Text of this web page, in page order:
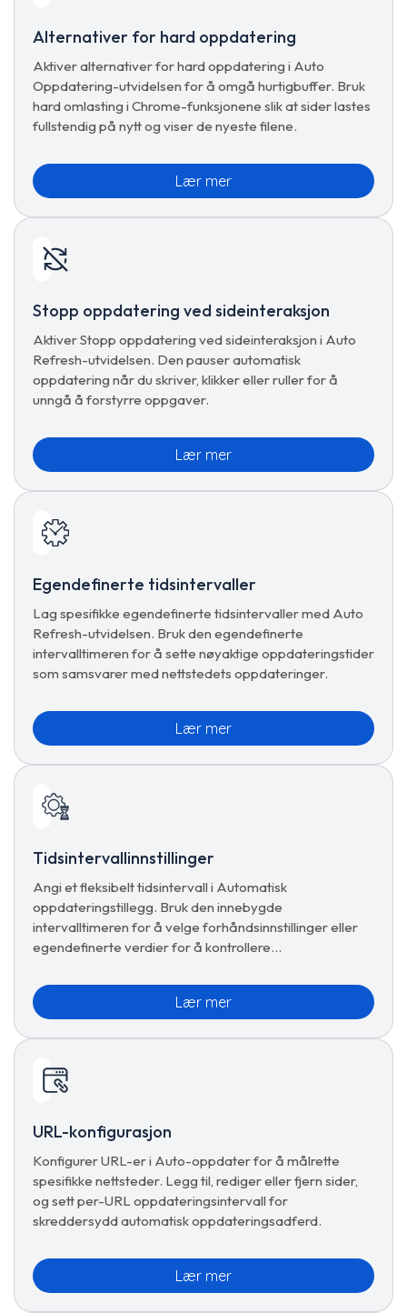
Alternativer for hard oppdatering
Aktiver alternativer for hard oppdatering i Auto
Oppdatering-utvidelsen for å omgå hurtigbuffer. Bruk
hard omlasting i Chrome-funksjonene slik at sider lastes
fullstendig på nytt og viser de nyeste filene.
Lær mer
Stopp oppdatering ved sideinteraksjon
Aktiver Stopp oppdatering ved sideinteraksjon i Auto
Refresh-utvidelsen. Den pauser automatisk
oppdatering når du skriver, klikker eller ruller for å
unngå å forstyrre oppgaver.
Lær mer
Egendefinerte tidsintervaller
Lag spesifikke egendefinerte tidsintervaller med Auto
Refresh-utvidelsen. Bruk den egendefinerte
intervalltimeren for å sette nøyaktige oppdateringstider
som samsvarer med nettstedets oppdateringer.
Lær mer
Tidsintervallinnstillinger
Angi et fleksibelt tidsintervall i Automatisk
oppdateringstillegg. Bruk den innebygde
intervalltimeren for å velge forhåndsinnstillinger eller
egendefinerte verdier for å kontrollere
Lær mer
URL-konfigurasjon
Konfigurer URL-er i Auto-oppdater for å målrette
spesifikke nettsteder. Legg til, rediger eller fjern sider,
og sett per-URL oppdateringsintervall for
skreddersydd automatisk oppdateringsadferd.
Lær mer